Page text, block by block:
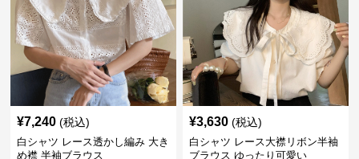
¥7,240 (税込)
白シャツ レース透かし編み 大き
め襟 半袖ブラウス
¥3,630 (税込)
白シャツ レース大襟リボン半袖
ブラウス ゆったり可愛い